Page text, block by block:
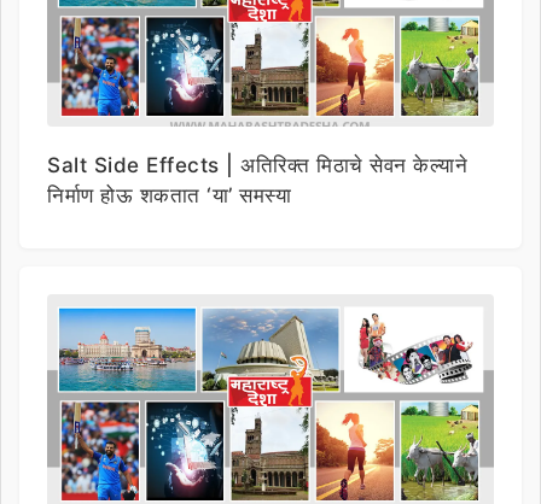
Salt Side Effects | अतिरिक्त मिठाचे सेवन केल्याने
निर्माण होऊ शकतात ‘या’ समस्या